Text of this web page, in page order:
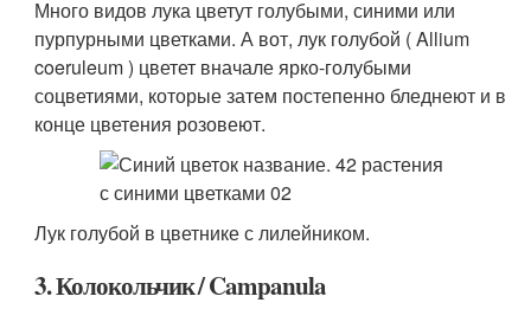
Много видов лука цветут голубыми, синими или
пурпурными цветками. А вот, лук голубой ( Allium
coeruleum ) цветет вначале ярко-голубыми
соцветиями, которые затем постепенно бледнеют и в
конце цветения розовеют.
Лук голубой в цветнике с лилейником.
3. Колокольчик / Campanula